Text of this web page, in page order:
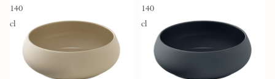
140
cl
140
cl